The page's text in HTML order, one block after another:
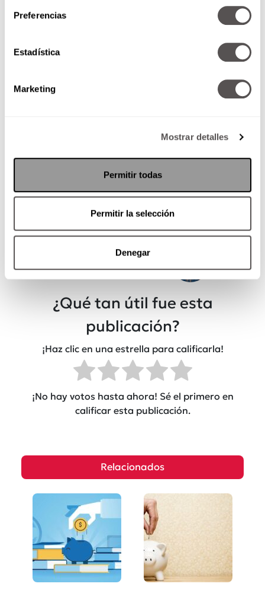
Preferencias
Estadística
Marketing
Mostrar detalles
Permitir todas
Permitir la selección
Denegar
Por: Maite Anton Estevez
¿Qué tan útil fue esta
publicación?
¡Haz clic en una estrella para calificarla!
¡No hay votos hasta ahora! Sé el primero en
calificar esta publicación.
Relacionados